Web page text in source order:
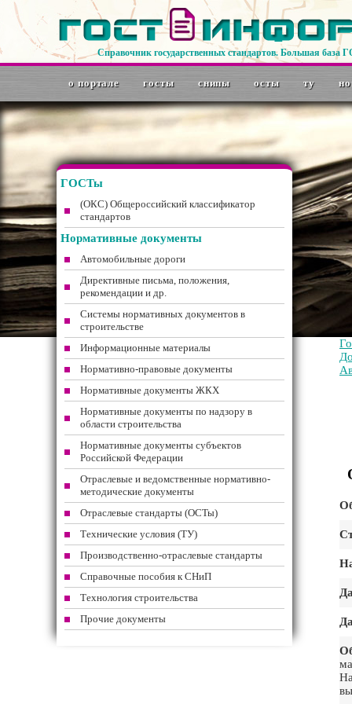
Справочник государственных стандартов. Большая база
о портале госты снипы осты ту
ГОСТы
(ОКС) Общероссийский классификатор
стандартов
Нормативные документы
Автомобильные дороги
Директивные письма, положения,
рекомендации и др.
Системы нормативных документов в
строительстве
Информационные материалы
Нормативно-правовые документы
Нормативные документы ЖКХ
Нормативные документы по надзору в
области строительства
Нормативные документы субъектов
Российской Федерации
Отраслевые и ведомственные нормативно-
методические документы
Отраслевые стандарты (ОСТы)
Технические условия (ТУ)
Производственно-отраслевые стандарты
Справочные пособия к СНиП
Технология строительства
Прочие документы